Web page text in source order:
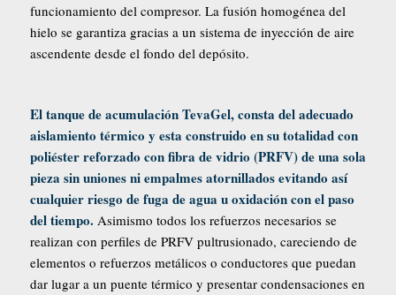
funcionamiento del compresor. La fusión homogénea del
hielo se garantiza gracias a un sistema de inyección de aire
ascendente desde el fondo del depósito.
El tanque de acumulación TevaGel, consta del adecuado
aislamiento térmico y esta construido en su totalidad con
poliéster reforzado con fibra de vidrio (PRFV) de una sola
pieza sin uniones ni empalmes atornillados evitando así
cualquier riesgo de fuga de agua u oxidación con el paso
del tiempo. Asimismo todos los refuerzos necesarios se
realizan con perfiles de PRFV pultrusionado, careciendo de
elementos o refuerzos metálicos o conductores que puedan
dar lugar a un puente térmico y presentar condensa­ciones en